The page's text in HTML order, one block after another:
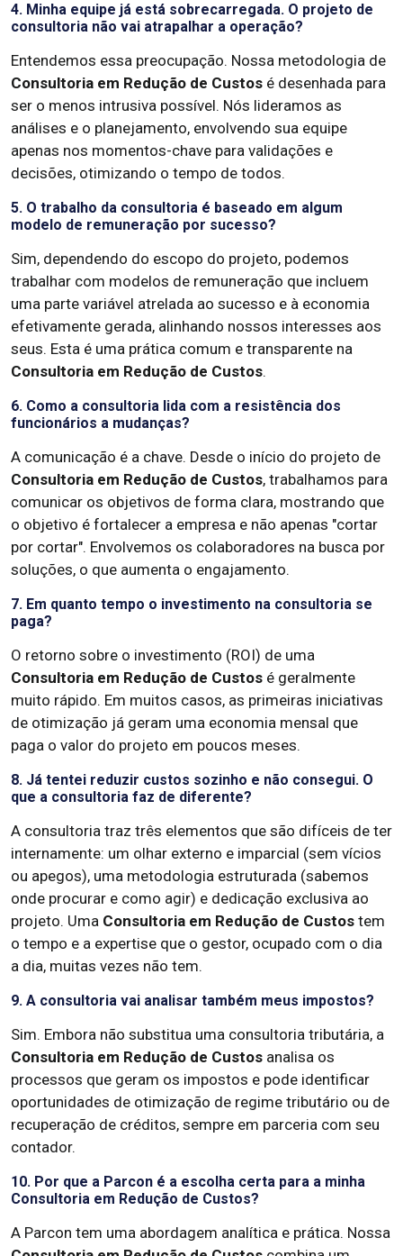
4. Minha equipe já está sobrecarregada. O projeto de
consultoria não vai atrapalhar a operação?
Entendemos essa preocupação. Nossa metodologia de
Consultoria em Redução de Custos é desenhada para
ser o menos intrusiva possível. Nós lideramos as
análises e o planejamento, envolvendo sua equipe
apenas nos momentos-chave para validações e
decisões, otimizando o tempo de todos.
5. O trabalho da consultoria é baseado em algum
modelo de remuneração por sucesso?
Sim, dependendo do escopo do projeto, podemos
trabalhar com modelos de remuneração que incluem
uma parte variável atrelada ao sucesso e à economia
efetivamente gerada, alinhando nossos interesses aos
seus. Esta é uma prática comum e transparente na
Consultoria em Redução de Custos.
6. Como a consultoria lida com a resistência dos
funcionários a mudanças?
A comunicação é a chave. Desde o início do projeto de
Consultoria em Redução de Custos, trabalhamos para
comunicar os objetivos de forma clara, mostrando que
o objetivo é fortalecer a empresa e não apenas "cortar
por cortar". Envolvemos os colaboradores na busca por
soluções, o que aumenta o engajamento.
7. Em quanto tempo o investimento na consultoria se
paga?
O retorno sobre o investimento (ROI) de uma
Consultoria em Redução de Custos é geralmente
muito rápido. Em muitos casos, as primeiras iniciativas
de otimização já geram uma economia mensal que
paga o valor do projeto em poucos meses.
8. Já tentei reduzir custos sozinho e não consegui. O
que a consultoria faz de diferente?
A consultoria traz três elementos que são difíceis de ter
internamente: um olhar externo e imparcial (sem vícios
ou apegos), uma metodologia estruturada (sabemos
onde procurar e como agir) e dedicação exclusiva ao
projeto. Uma Consultoria em Redução de Custos tem
o tempo e a expertise que o gestor, ocupado com o dia
a dia, muitas vezes não tem.
9. A consultoria vai analisar também meus impostos?
Sim. Embora não substitua uma consultoria tributária, a
Consultoria em Redução de Custos analisa os
processos que geram os impostos e pode identificar
oportunidades de otimização de regime tributário ou de
recuperação de créditos, sempre em parceria com seu
contador.
10. Por que a Parcon é a escolha certa para a minha
Consultoria em Redução de Custos?
A Parcon tem uma abordagem analítica e prática. Nossa